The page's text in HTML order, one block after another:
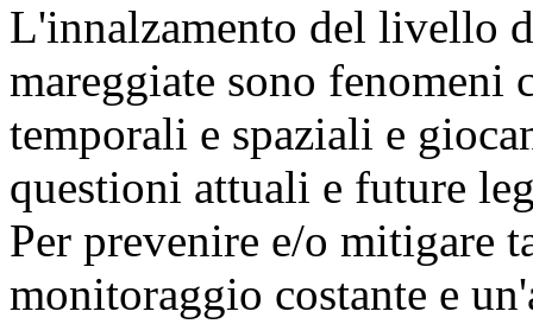
L'innalzamento del livello
mareggiate sono fenomeni
temporali e spaziali e
questioni attuali e future
Per prevenire e/o mitigare
monitoraggio costante e